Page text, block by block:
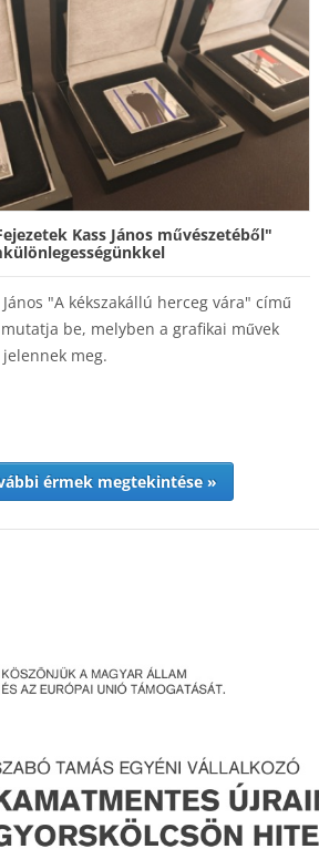
Kass János művészetéből"
"A kékszakállú herceg vára" című
be, melyben a grafikai művek
meg.
érmek megtekintése »